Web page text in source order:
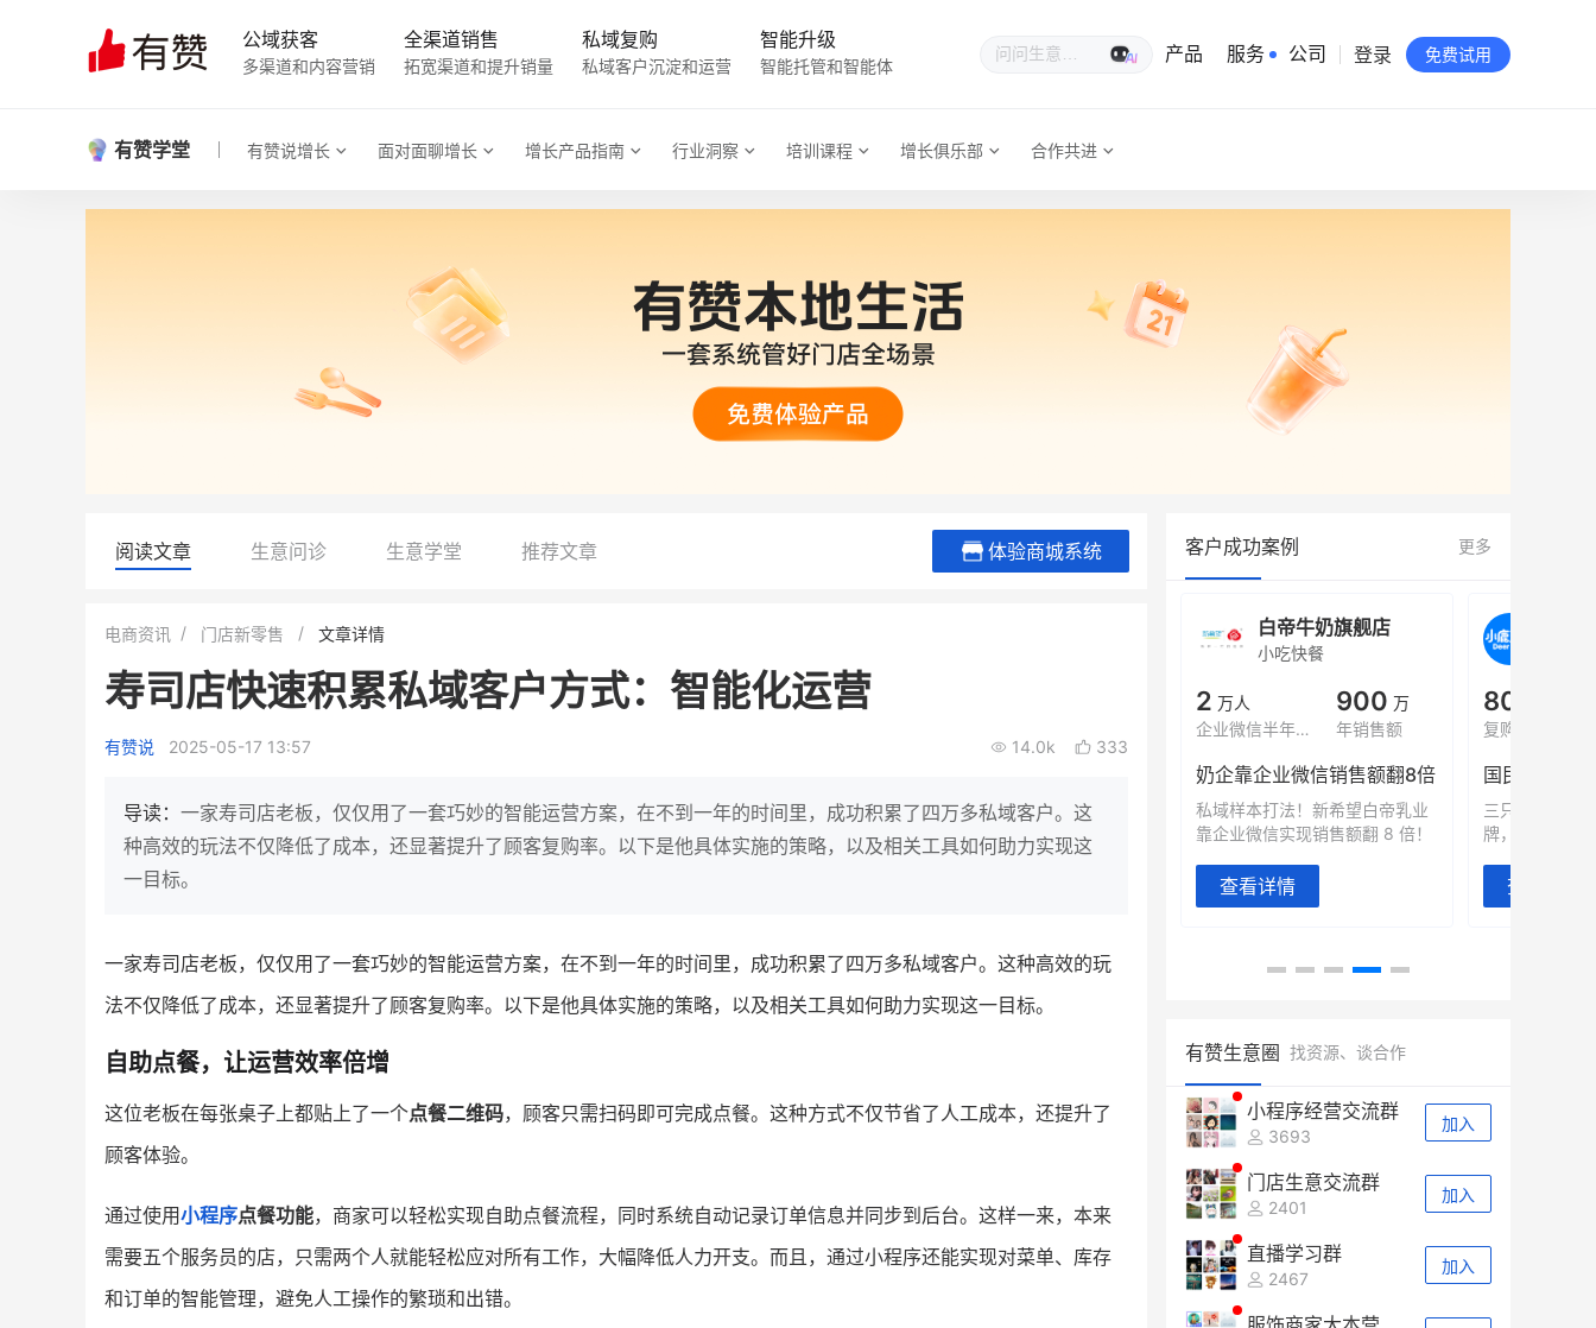
公域获客
多渠道和内容营销
全渠道销售
拓宽渠道和提升销量
私域复购
私域客户沉淀和运营
智能升级
智能托管和智能体
生意专家
产品 服务 公司
有赞公益
站点地图
登录 免费试用
有赞学堂 有赞说增长 面对面聊增长 增长产品指南 行业洞察 培训课程 增长俱乐部 合作共进
阅读文章 生意问诊 生意学堂 推荐文章 体验商城系统
电商资讯 门店新零售 文章详情
寿司店快速积累私域客户方式：智能化运营
有赞说 2025-05-17 13:57 14.0k 333
导读： 一家寿司店老板，仅仅用了一套巧妙的智能运营方案，在不到一年的时间里，成功积累了四万多私域客户。这
种高效的玩法不仅降低了成本，还显著提升了顾客复购率。以下是他具体实施的策略，以及相关工具如何助力实现这
一目标。
一家寿司店老板，仅仅用了一套巧妙的智能运营方案，在不到一年的时间里，成功积累了四万多私域客户。这种高效的玩
法不仅降低了成本，还显著提升了顾客复购率。以下是他具体实施的策略，以及相关工具如何助力实现这一目标。
自助点餐，让运营效率倍增
这位老板在每张桌子上都贴上了一个点餐二维码，顾客只需扫码即可完成点餐。这种方式不仅节省了人工成本，还提升了
顾客体验。
通过使用小程序点餐功能，商家可以轻松实现自助点餐流程，同时系统自动记录订单信息并同步到后台。这样一来，本来
需要五个服务员的店，只需两个人就能轻松应对所有工作，大幅降低人力开支。而且，通过小程序还能实现对菜单、库存
和订单的智能管理，避免人工操作的繁琐和出错。
客户成功案例 更多
小鹿蓝蓝会员
+
7900 万
三只松鼠旗下的网红婴儿辅食品
牌，22天便拿下类目第一
查看详情
母婴
有货源没流量？母婴馆如何破局
他只用7年做到平台销冠，转战私
域如何破局？
200 万
200 %
这家女装连锁如何借有赞破局新
零售？
IT精英回乡种地，撬动2000万生
意！
白帝牛奶旗舰店
小吃快餐
2 万人
企业微信半年拉新
900 万
年销售额
奶企靠企业微信销售额翻8倍
私域样本打法！新希望白帝乳业
靠企业微信实现销售额翻 8 倍！
查看详情
80%
复购率
国民品牌副
三只松鼠旗下
牌，22天便拿
查看详情
有赞生意圈 找资源、谈合作
小程序经营交流群
3693
加入
门店生意交流群
2401
加入
直播学习群
2467
加入